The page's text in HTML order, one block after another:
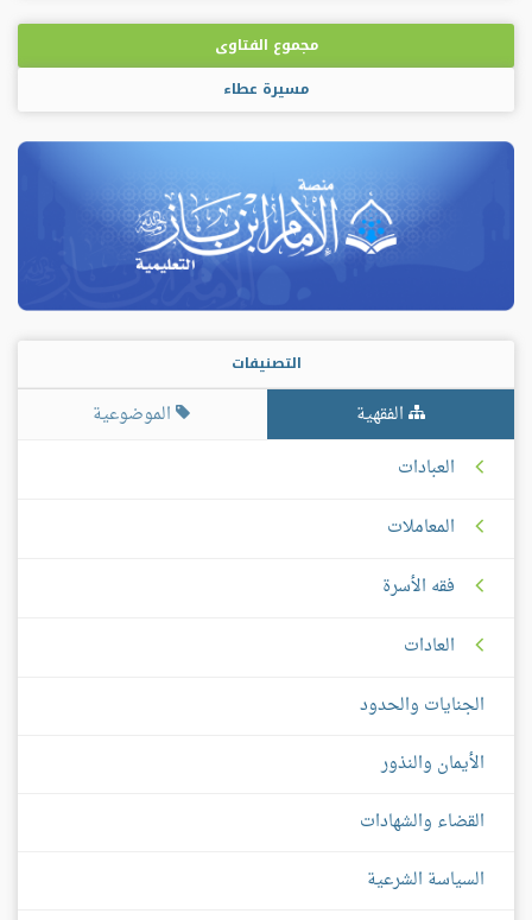
مجموع الفتاوى
مسيرة عطاء
التصنيفات
الفقهية
الموضوعية
العبادات
المعاملات
فقه الأسرة
العادات
الجنايات والحدود
الأيمان والنذور
القضاء والشهادات
السياسة الشرعية